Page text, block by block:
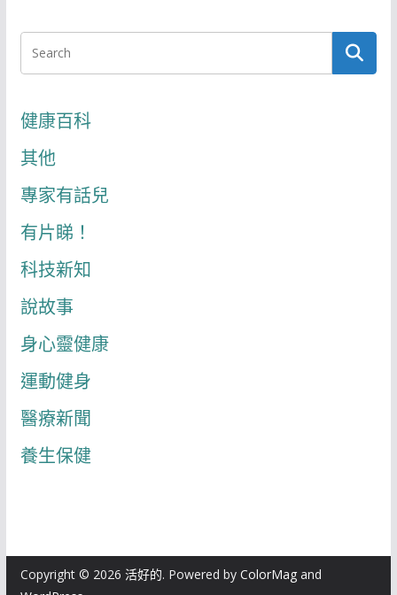
健康百科
其他
專家有話兒
有片睇！
科技新知
說故事
身心靈健康
運動健身
醫療新聞
養生保健
Copyright © 2026 活好的. Powered by ColorMagand